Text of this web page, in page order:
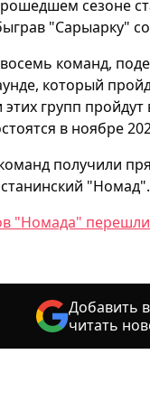
сезоне
"Сарыарку"
команд,
который
групп
в ноябре
получили
"Номад".
"Номада"
Добавить
читать